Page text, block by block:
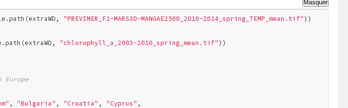
Masquer
"PREVIMER_F1-MARS3D-MANGAE2500_2010-2014_spring_TEMP_mean.tif"))
"chlorophyll_a_2003-2010_spring_mean.tif"))
Europe
, "Bulgaria" , "Croatia" , "Cyprus" ,